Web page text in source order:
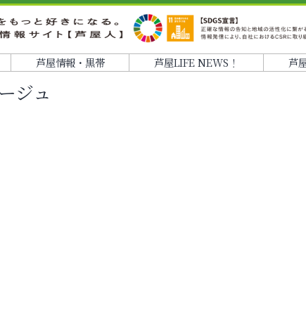
芦屋情報・黒帯 芦屋LIFE NEWS！ 芦
ジュ